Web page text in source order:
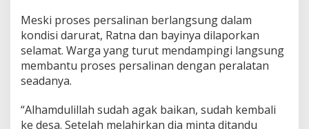
b
a
b
Meski proses persalinan berlangsung dalam
kondisi darurat, Ratna dan bayinya dilaporkan
selamat. Warga yang turut mendampingi langsung
membantu proses persalinan dengan peralatan
seadanya.
“Alhamdulillah sudah agak baikan, sudah kembali
ke desa. Setelah melahirkan dia minta ditandu